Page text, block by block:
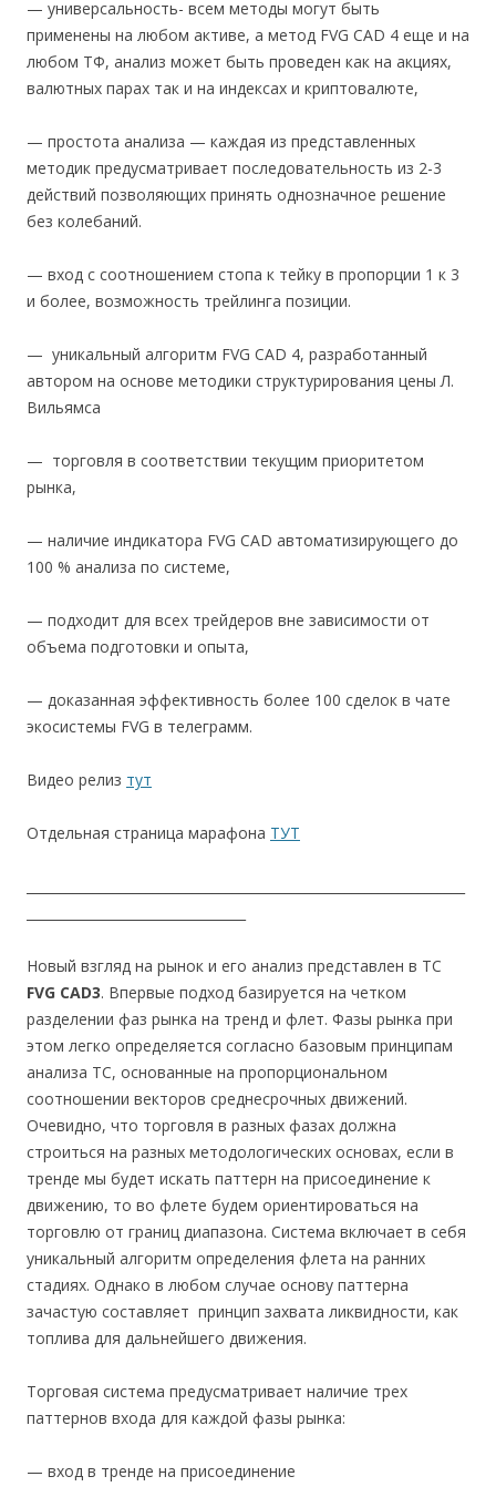
— универсальность- всем методы могут быть
применены на любом активе, а метод FVG CAD 4 еще и на
любом ТФ, анализ может быть проведен как на акциях,
валютных парах так и на индексах и криптовалюте,
— простота анализа — каждая из представленных
методик предусматривает последовательность из 2-3
действий позволяющих принять однозначное решение
без колебаний.
— вход с соотношением стопа к тейку в пропорции 1 к 3
и более, возможность трейлинга позиции.
— уникальный алгоритм FVG CAD 4, разработанный
автором на основе методики структурирования цены Л.
Вильямса
— торговля в соответствии текущим приоритетом
рынка,
— наличие индикатора FVG CAD автоматизирующего до
100 % анализа по системе,
— подходит для всех трейдеров вне зависимости от
объема подготовки и опыта,
— доказанная эффективность более 100 сделок в чате
экосистемы FVG в телеграмм.
Видео релиз тут
Отдельная страница марафона ТУТ
Новый взгляд на рынок и его анализ представлен в ТС
FVG CAD3. Впервые подход базируется на четком
разделении фаз рынка на тренд и флет. Фазы рынка при
этом легко определяется согласно базовым принципам
анализа ТС, основанные на пропорциональном
соотношении векторов среднесрочных движений.
Очевидно, что торговля в разных фазах должна
строиться на разных методологических основах, если в
тренде мы будет искать паттерн на присоединение к
движению, то во флете будем ориентироваться на
торговлю от границ диапазона. Система включает в себя
уникальный алгоритм определения флета на ранних
стадиях. Однако в любом случае основу паттерна
зачастую составляет принцип захвата ликвидности, как
топлива для дальнейшего движения.
Торговая система предусматривает наличие трех
паттернов входа для каждой фазы рынка:
— вход в тренде на присоединение